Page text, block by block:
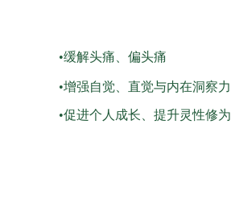
•缓解头痛、偏头痛
•增强自觉、直觉与内在洞察力
•促进个人成长、提升灵性修为